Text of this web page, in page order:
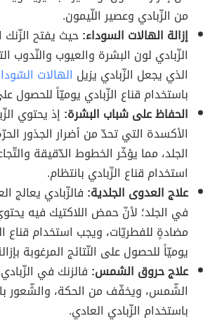
من الزّبادي وعصير اللّيمون.
إزالة الهالات السوداء:حيث يفتح
الزّبادي لون البشرة والعيوب والنّدوب
الذي يجعل الزّبادي يزيل الهالات
باستخدام قناع الزّبادي يوميّاً للحصول
الحفاظ على شباب البشرة: إذ يحتوي
الأكسدة التي تحدّ من أضرار الجذور
الجلد، مما يؤخّر الخطوط الدّقيقة
استخدام قناع الزّبادي بانتظام.
علاج العدوى الجلدية: فالزّبادي يعالج
في الجلد؛ لأنّ حمض اللاكتيك فيه
يوميّاً للحصول على النّتائج المرغوبة
علاج حروق الشمس: فالزنك في
الشّمس، ويخفّف من الحكة، والشّعور
باستخدام الزّبادي العادي.